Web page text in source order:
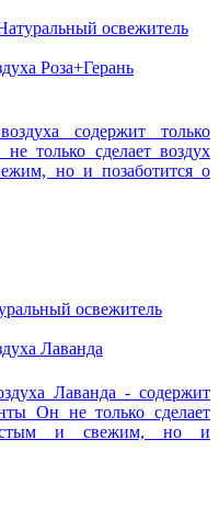
Роза+Герань
содержит только
только сделает воздух
но и позаботится о
Лаванда
Лаванда - содержит
Он не только сделает
и свежим, но и